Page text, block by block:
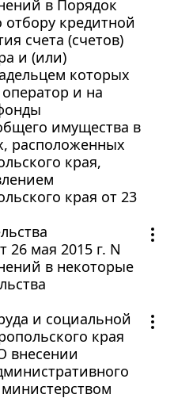
в Порядок
отбору кредитной
счета (счетов)
и (или)
которых
и на
имущества в
расположенных
края,
края от 23
26 мая 2015 г. N
в некоторые
и социальной
края
внесении